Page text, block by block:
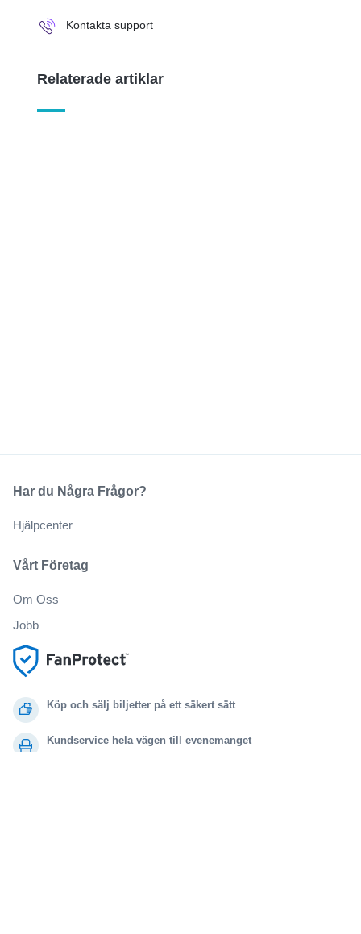
Kontakta support
Relaterade artiklar
Köp och sälj biljetter på ett säkert sätt
Kundservice hela vägen till evenemanget
Vårt Företag
Om Oss
Jobb
Har du Några Frågor?
Hjälpcenter